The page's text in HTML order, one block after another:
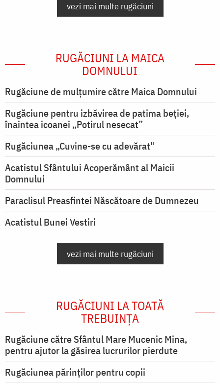
vezi mai multe rugăciuni
RUGĂCIUNI LA MAICA
DOMNULUI
Rugăciune de mulţumire către Maica Domnului
Rugăciune pentru izbăvirea de patima beției,
înaintea icoanei „Potirul nesecat”
Rugăciunea „Cuvine-se cu adevărat"
Acatistul Sfântului Acoperământ al Maicii
Domnului
Paraclisul Preasfintei Născătoare de Dumnezeu
Acatistul Bunei Vestiri
vezi mai multe rugăciuni
RUGĂCIUNI LA TOATĂ
TREBUINȚA
Rugăciune către Sfântul Mare Mucenic Mina,
pentru ajutor la găsirea lucrurilor pierdute
Rugăciunea părinților pentru copii